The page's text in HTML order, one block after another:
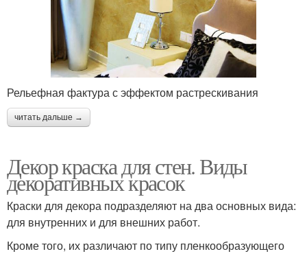
Рельефная фактура с эффектом растрескивания
читать дальше →
Декор краска для стен. Виды
декоративных красок
Краски для декора подразделяют на два основных вида:
для внутренних и для внешних работ.
Кроме того, их различают по типу пленкообразующего